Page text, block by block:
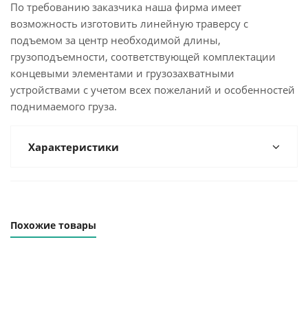
По требованию заказчика наша фирма имеет
возможность изготовить линейную траверсу с
подъемом за центр необходимой длины,
грузоподъемности, соответствующей комплектации
концевыми элементами и грузозахватными
устройствами с учетом всех пожеланий и особенностей
поднимаемого груза.
Характеристики
Похожие товары